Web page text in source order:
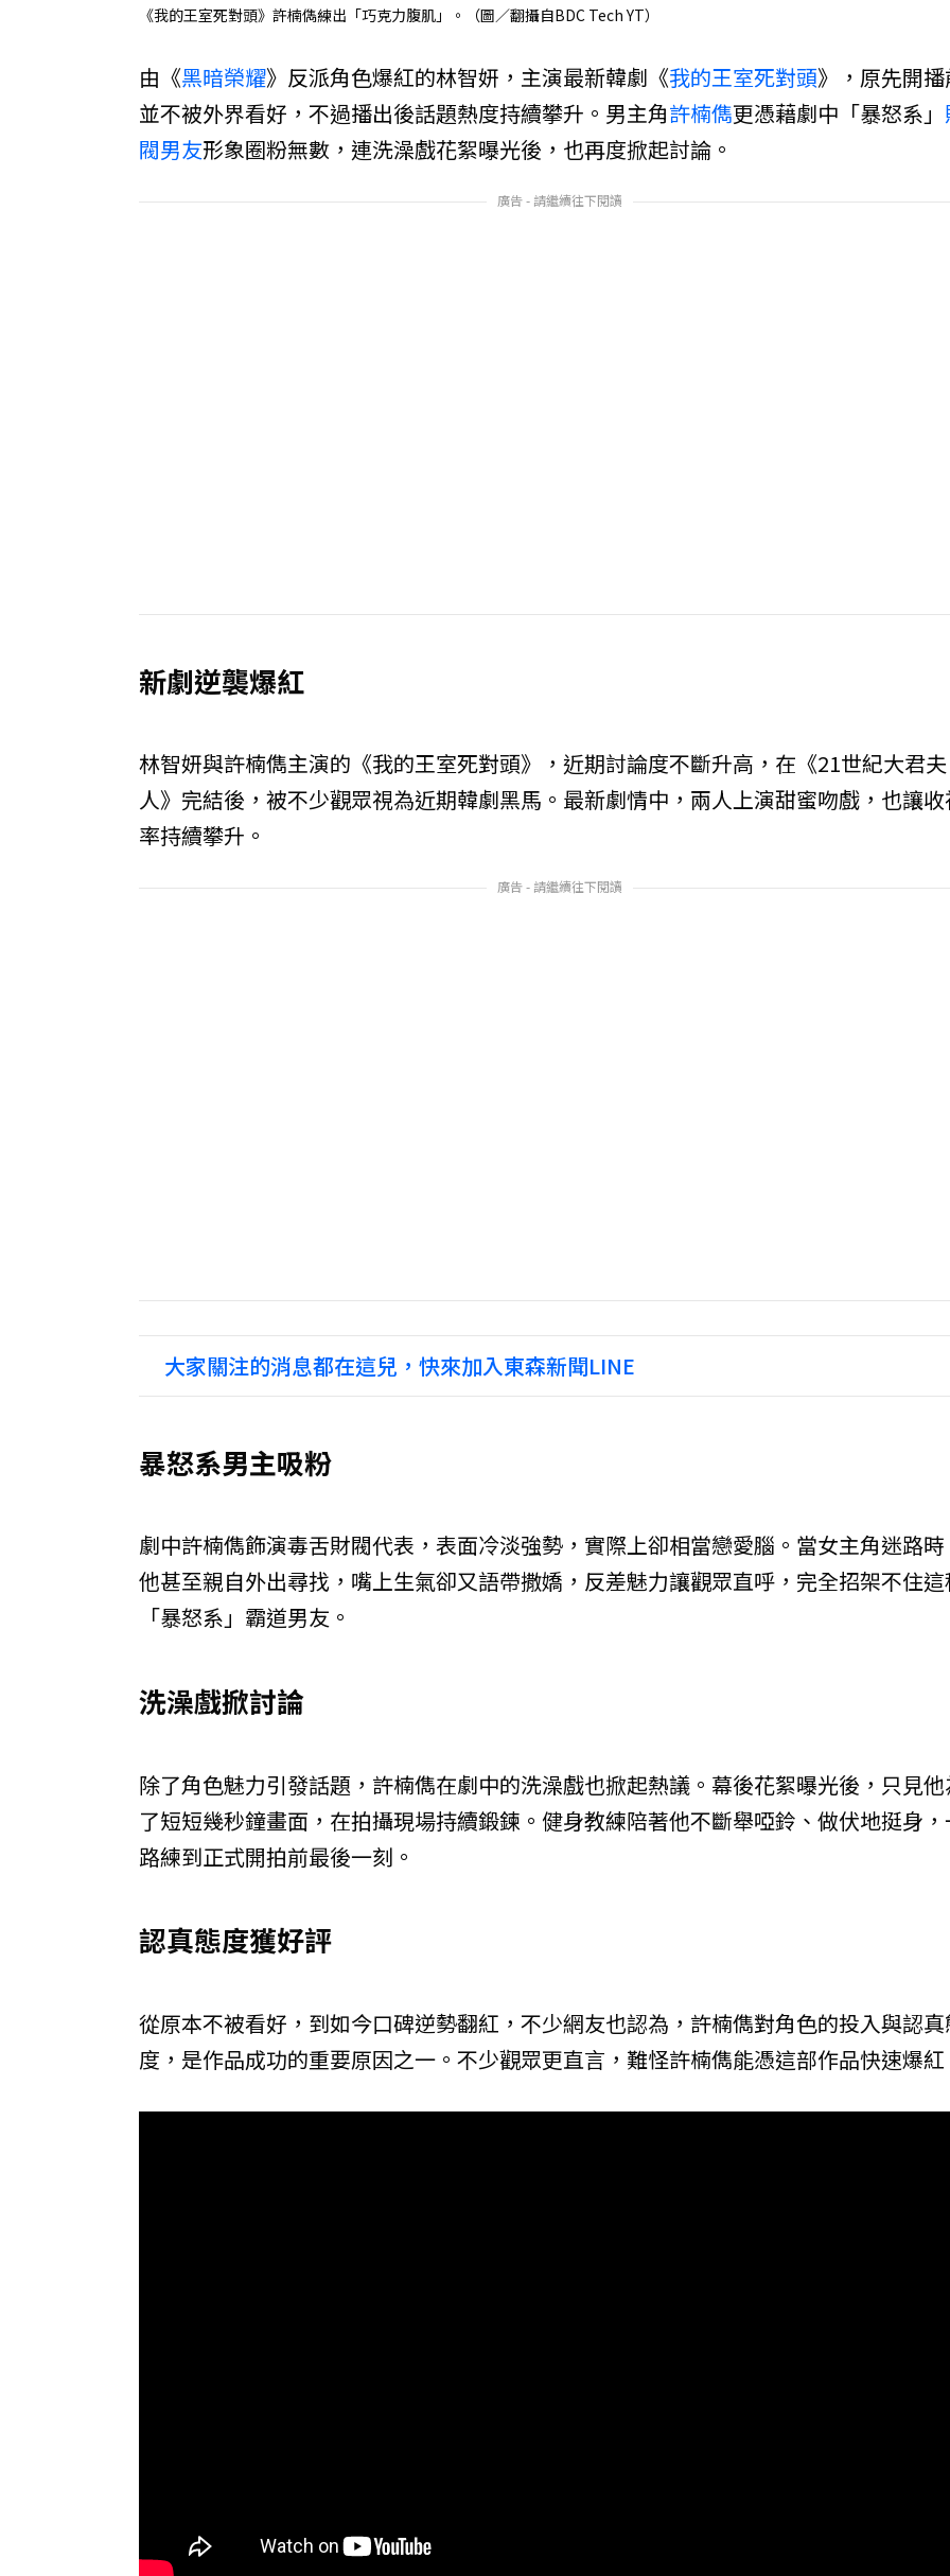
《我的王室死對頭》許楠儁練出「巧克力腹肌」。（圖／翻攝自BDC Tech YT）
由《黑暗榮耀》反派角色爆紅的林智妍，主演最新韓劇《我的王室死對頭》，原先開
並不被外界看好，不過播出後話題熱度持續攀升。男主角許楠儁更憑藉劇中「暴怒系」
閥男友形象圈粉無數，連洗澡戲花絮曝光後，也再度掀起討論。
廣告 - 請繼續往下閱讀
新劇逆襲爆紅
林智妍與許楠儁主演的《我的王室死對頭》，近期討論度不斷升高，在《21世紀大君夫
人》完結後，被不少觀眾視為近期韓劇黑馬。最新劇情中，兩人上演甜蜜吻戲，也讓
率持續攀升。
廣告 - 請繼續往下閱讀
大家關注的消息都在這兒，快來加入東森新聞LINE
暴怒系男主吸粉
劇中許楠儁飾演毒舌財閥代表，表面冷淡強勢，實際上卻相當戀愛腦。當女主角迷路
他甚至親自外出尋找，嘴上生氣卻又語帶撒嬌，反差魅力讓觀眾直呼，完全招架不住
「暴怒系」霸道男友。
洗澡戲掀討論
除了角色魅力引發話題，許楠儁在劇中的洗澡戲也掀起熱議。幕後花絮曝光後，只見
了短短幾秒鐘畫面，在拍攝現場持續鍛鍊。健身教練陪著他不斷舉啞鈴、做伏地挺身
路練到正式開拍前最後一刻。
認真態度獲好評
從原本不被看好，到如今口碑逆勢翻紅，不少網友也認為，許楠儁對角色的投入與認
度，是作品成功的重要原因之一。不少觀眾更直言，難怪許楠儁能憑這部作品快速爆